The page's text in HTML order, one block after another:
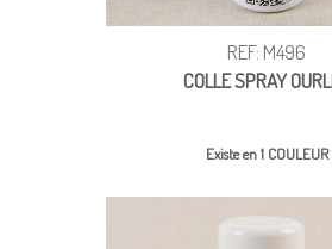
REF: M496
COLLE SPRAY
Existe en 1 COULEUR